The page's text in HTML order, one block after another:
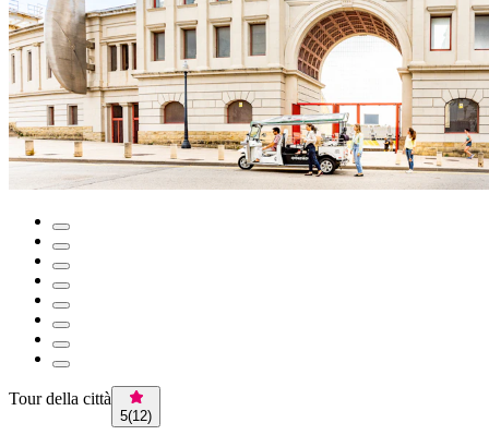
Tour della città
5(12)